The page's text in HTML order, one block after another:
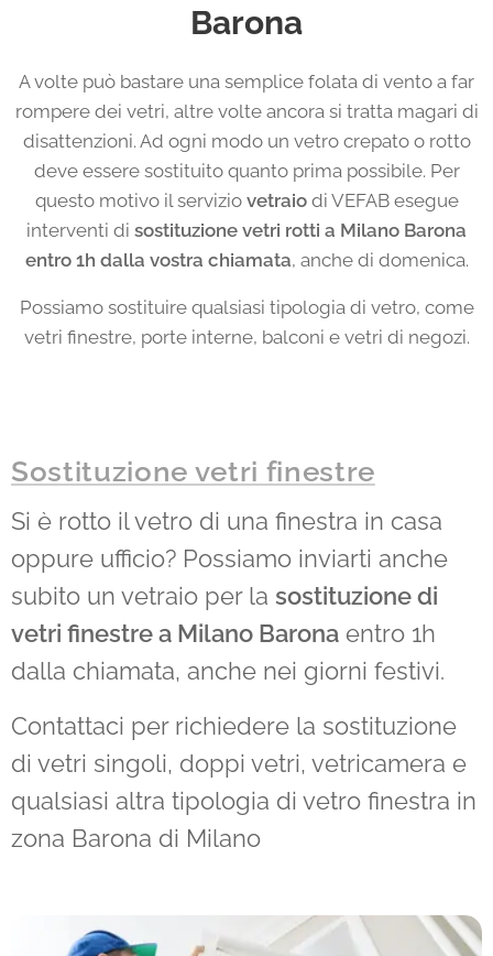
Barona
A volte può bastare una semplice folata di vento a far
rompere dei vetri, altre volte ancora si tratta magari di
disattenzioni. Ad ogni modo un vetro crepato o rotto
deve essere sostituito quanto prima possibile. Per
questo motivo il servizio vetraiodi VEFAB esegue
interventi di sostituzione vetri rotti a Milano Barona
entro 1h dalla vostra chiamata, anche di domenica.
Possiamo sostituire qualsiasi tipologia di vetro, come
vetri finestre, porte interne, balconi e vetri di negozi.
Sostituzione vetri finestre
Si è rotto il vetro di una finestra in casa
oppure ufficio? Possiamo inviarti anche
subito un vetraio per la sostituzione di
vetri finestre a Milano Barona entro 1h
dalla chiamata, anche nei giorni festivi.
Contattaci per richiedere la sostituzione
di vetri singoli, doppi vetri, vetricamera e
qualsiasi altra tipologia di vetro finestra in
zona Barona di Milano